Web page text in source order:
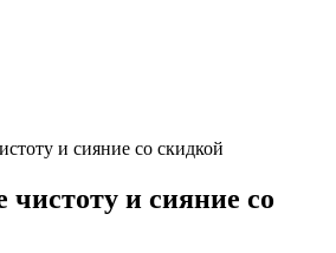
и сияние со скидкой
чистоту и сияние со